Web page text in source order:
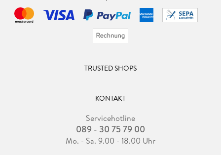
TRUSTED SHOPS
KONTAKT
Servicehotline
089 - 30 75 79 00
Mo. - Sa. 9.00 - 18.00 Uhr